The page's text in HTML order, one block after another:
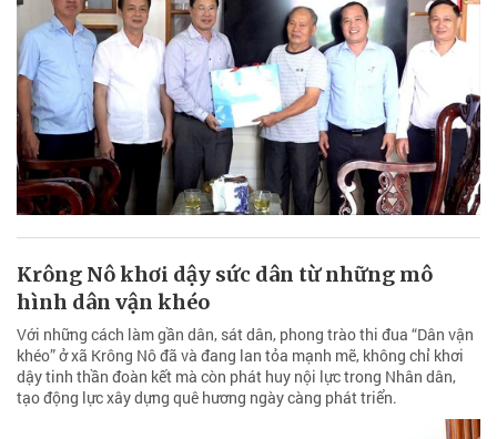
Krông Nô khơi dậy sức dân từ những mô
hình dân vận khéo
Với những cách làm gần dân, sát dân, phong trào thi đua “Dân vận
khéo” ở xã Krông Nô đã và đang lan tỏa mạnh mẽ, không chỉ khơi
dậy tinh thần đoàn kết mà còn phát huy nội lực trong Nhân dân,
tạo động lực xây dựng quê hương ngày càng phát triển.